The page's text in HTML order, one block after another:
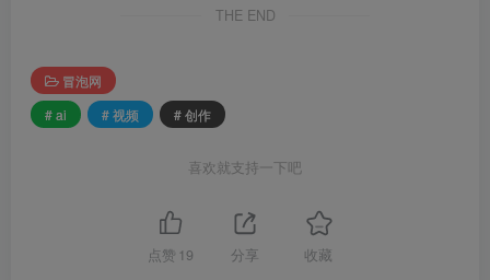
THE END
冒泡网
# ai
# 视频 # 创作
喜欢就支持一下吧
点赞 19 分享 收藏